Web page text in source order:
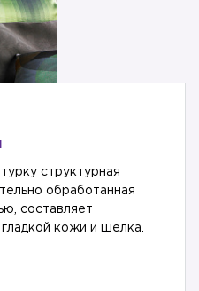
структурная
обработанная
составляет
кожи и шелка.